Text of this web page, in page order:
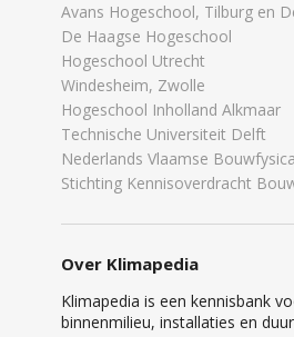
Avans Hogeschool, Tilburg en
De Haagse Hogeschool
Hogeschool Utrecht
Windesheim, Zwolle
Hogeschool Inholland Alkmaar
Technische Universiteit Delft
Nederlands Vlaamse
Stichting Kennisoverdracht
Over Klimapedia
Klimapedia is een kennisbank
binnenmilieu, installaties en